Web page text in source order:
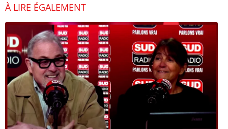
À LIRE ÉGALEMENT